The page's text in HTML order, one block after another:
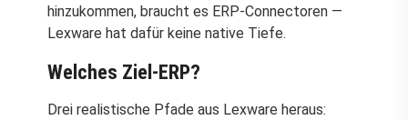
hinzukommen, braucht es ERP-Connectoren —
Lexware hat dafür keine native Tiefe.
Welches Ziel-ERP?
Drei realistische Pfade aus Lexware heraus: